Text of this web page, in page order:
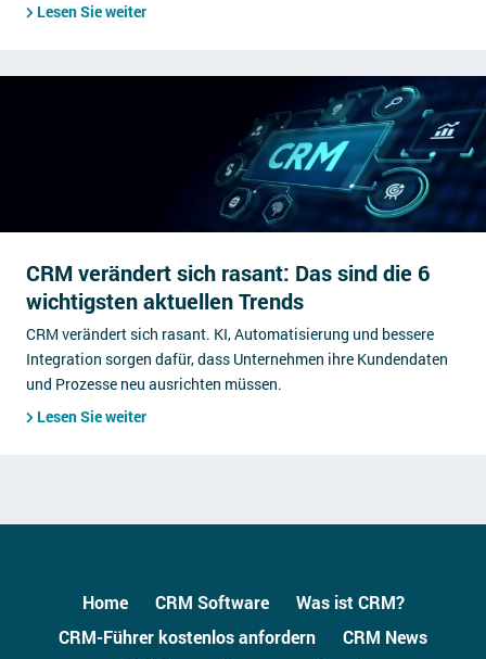
Lesen Sie weiter
CRM verändert sich rasant: Das sind die 6
wichtigsten aktuellen Trends
CRM verändert sich rasant. KI, Automatisierung und bessere
Integration sorgen dafür, dass Unternehmen ihre Kundendaten
und Prozesse neu ausrichten müssen.
Lesen Sie weiter
Home CRM Software
Was ist CRM?
CRM-Führer kostenlos anfordern
CRM News